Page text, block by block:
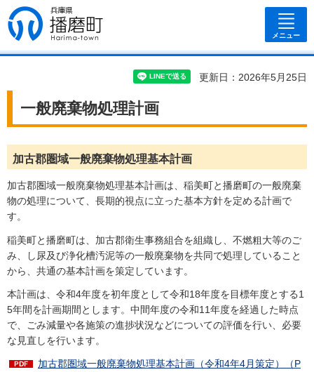
兵庫県 播磨
町
メニュー
更新日：2026年5月25日
一般廃棄物処理計画
加古郡圏域一般廃棄物処理基本計画
加古郡圏域一般廃棄物処理基本計画は、稲美町と播磨町の一般廃棄
物の処理について、長期的視点に立った基本方針を定める計画で
す。
稲美町と播磨町は、加古郡衛生事務組合を組織し、不燃粗大等のご
み、し尿及び浄化槽汚泥等の一般廃棄物を共同で処理していること
から、共通の基本計画を策定しています。
本計画は、令和4年度を初年度として令和18年度を目標年度とする1
5年間を計画期間とします。中間年度の令和11年度を経過した時点
で、ごみ減量や各施策の進捗状況などについての評価を行い、必要
な見直しを行います。
加古郡圏域一般廃棄物処理基本計画（令和4年4月策定）（P